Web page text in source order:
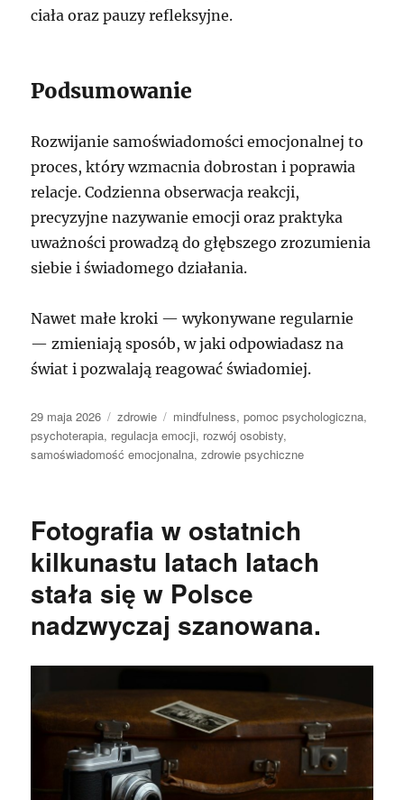
ciała oraz pauzy refleksyjne.
Podsumowanie
Rozwijanie samoświadomości emocjonalnej to
proces, który wzmacnia dobrostan i poprawia
relacje. Codzienna obserwacja reakcji,
precyzyjne nazywanie emocji oraz praktyka
uważności prowadzą do głębszego zrozumienia
siebie i świadomego działania.
Nawet małe kroki — wykonywane regularnie
— zmieniają sposób, w jaki odpowiadasz na
świat i pozwalają reagować świadomiej.
Data
publikacji
29 maja 2026 Kategorie
zdrowie Tagi
mindfulness,pomoc psychologiczna,
psychoterapia, regulacja emocji, rozwój osobisty,
samoświadomość emocjonalna,zdrowie psychiczne
Fotografia w ostatnich
kilkunastu latach latach
stała się w Polsce
nadzwyczaj szanowana.